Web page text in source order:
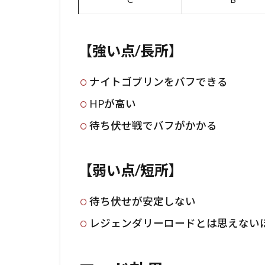
【強い点/長所】
ナイトゴブリンをバフできる
HPが高い
待ち伏せ戦でバフがかかる
【弱い点/短所】
待ち伏せが安定しない
レジェンダリーロードとは思えない